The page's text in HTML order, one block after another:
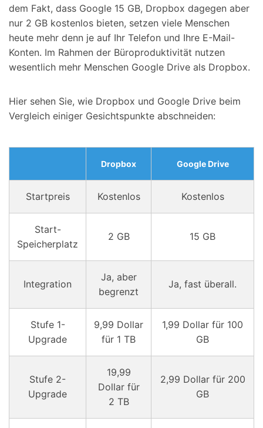
dem Fakt, dass Google 15 GB, Dropbox dagegen aber
nur 2 GB kostenlos bieten, setzen viele Menschen
heute mehr denn je auf Ihr Telefon und Ihre E-Mail-
Konten. Im Rahmen der Büroproduktivität nutzen
wesentlich mehr Menschen Google Drive als Dropbox.
Hier sehen Sie, wie Dropbox und Google Drive beim
Vergleich einiger Gesichtspunkte abschneiden:
Dropbox Google Drive
Startpreis Kostenlos Kostenlos
Start-
Speicherplatz
2 GB 15 GB
Integration
Ja, aber
begrenzt
Ja, fast überall.
Stufe 1-
Upgrade
9,99 Dollar
für 1 TB
1,99 Dollar für 100
GB
Stufe 2-
Upgrade
19,99
Dollar für
2 TB
2,99 Dollar für 200
GB